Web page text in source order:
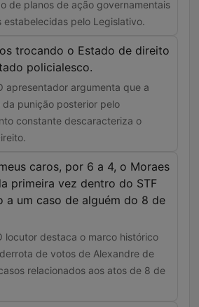
de planos de ação governamentais
estabelecidas pelo Legislativo.
trocando o Estado de direito
policialesco.
apresentador argumenta que a
punição posterior pelo
constante descaracteriza o
caros, por 6 a 4, o Moraes
primeira vez dentro do STF
a um caso de alguém do 8 de
locutor destaca o marco histórico
de votos de Alexandre de
relacionados aos atos de 8 de